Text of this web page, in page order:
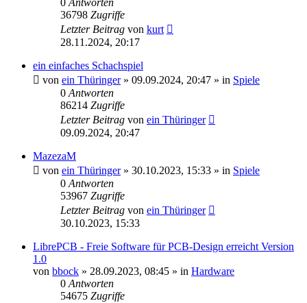
36798 Zugriffe
Letzter Beitrag von kurt
28.11.2024, 20:17
ein einfaches Schachspiel
von ein Thüringer» 09.09.2024, 20:47 » in Spiele
0 Antworten
86214 Zugriffe
Letzter Beitrag von ein Thüringer
09.09.2024, 20:47
MazezaM
von ein Thüringer» 30.10.2023, 15:33 » in Spiele
0 Antworten
53967 Zugriffe
Letzter Beitrag von ein Thüringer
30.10.2023, 15:33
LibrePCB - Freie Software für PCB-Design erreicht Version
1.0
von bbock » 28.09.2023, 08:45 » in Hardware
0 Antworten
54675 Zugriffe